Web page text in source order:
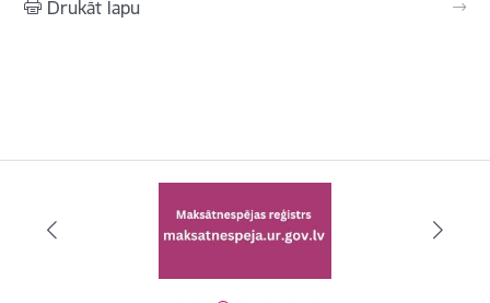
Drukāt lapu